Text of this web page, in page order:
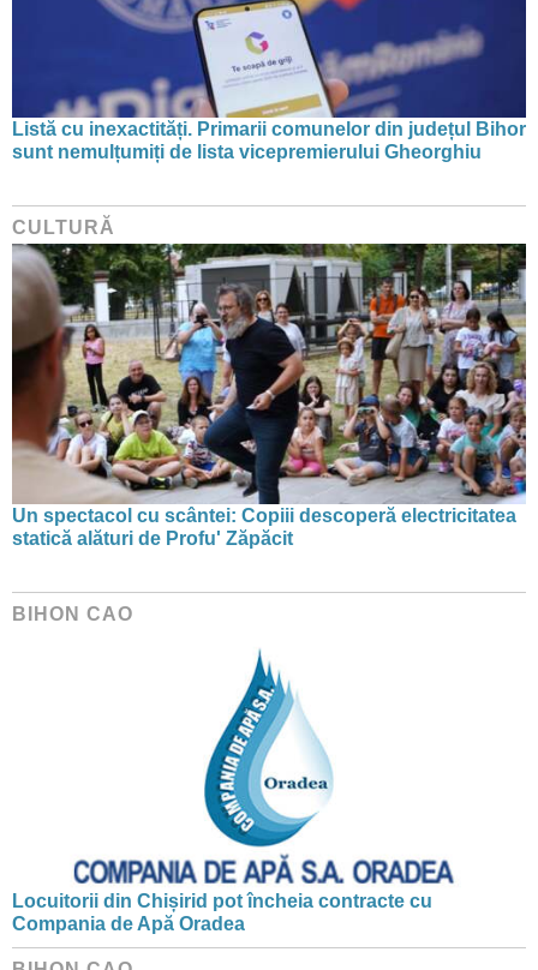
Listă cu inexactități. Primarii comunelor din județul Bihor
sunt nemulțumiți de lista vicepremierului Gheorghiu
CULTURĂ
Un spectacol cu scântei: Copiii descoperă electricitatea
statică alături de Profu' Zăpăcit
BIHON CAO
Locuitorii din Chișirid pot încheia contracte cu
Compania de Apă Oradea